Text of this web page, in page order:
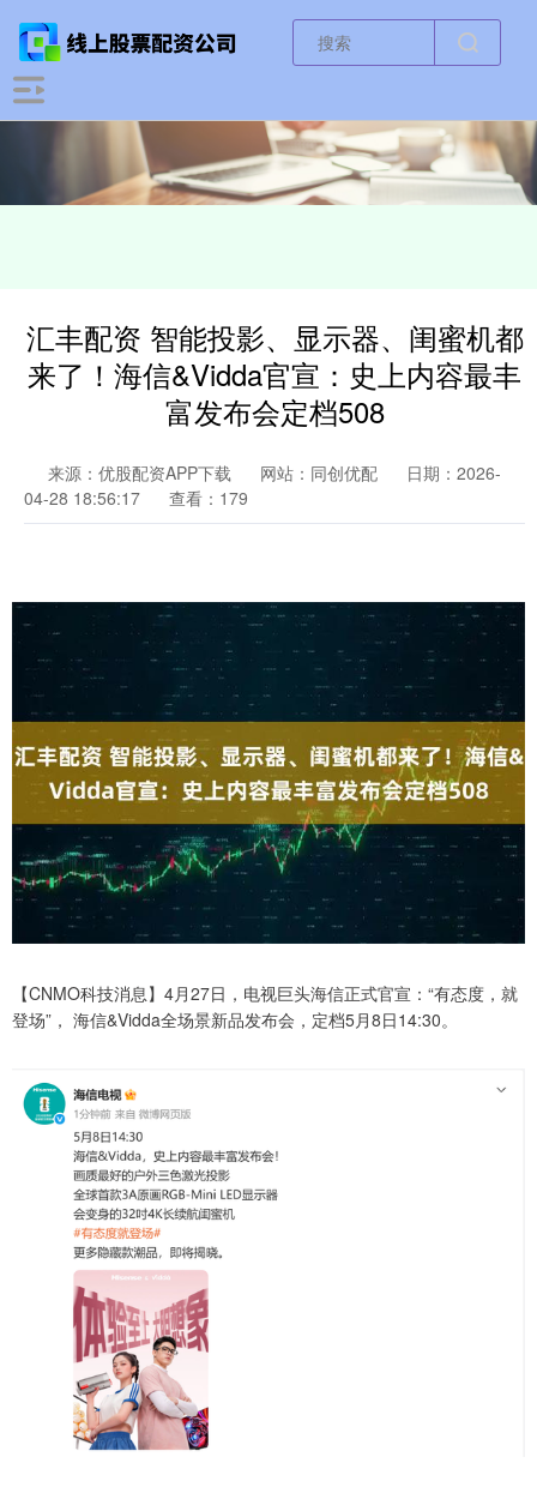
汇丰配资 智能投影、显示器、闺蜜机都
来了！海信&Vidda官宣：史上内容最丰
富发布会定档508
来源：优股配资APP下载 网站：同创优配
日期：2026-
04-28 18:56:17
查看：179
【CNMO科技消息】4月27日，电视巨头海信正式官宣：“有态度，就
登场”， 海信&Vidda全场景新品发布会，定档5月8日14:30。